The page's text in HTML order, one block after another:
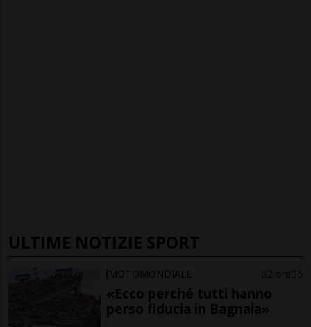
ULTIME NOTIZIE SPORT
MOTOMONDIALE 2 ore 5
«Ecco perché tutti hanno
perso fiducia in Bagnaia»